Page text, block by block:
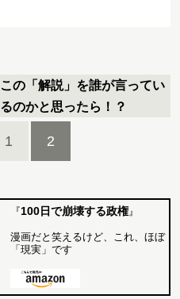
この「解説」を誰が言ってい
るのかと思ったら！？
1 2
『100日で崩壊する政権』
漫画だと笑えるけど、これ、ほぼ
「現実」です